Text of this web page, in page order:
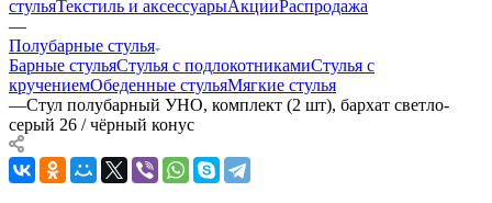
стульяТекстиль и аксессуарыАкцииРаспродажа
—
Полубарные стулья
Барные стульяСтулья с подлокотникамиСтулья с
кручениемОбеденные стульяМягкие стулья
—Стул полубарный УНО, комплект (2 шт), бархат светло-
серый 26 / чёрный конус